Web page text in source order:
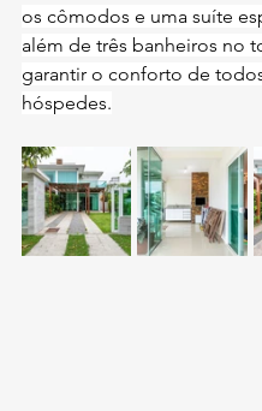
os cômodos e uma suíte
além de três banheiros no
garantir o conforto de
hóspedes.